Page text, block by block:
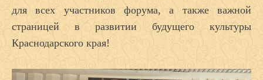
для всех участников форума, а также важной
страницей в развитии будущего культуры
Краснодарского края!